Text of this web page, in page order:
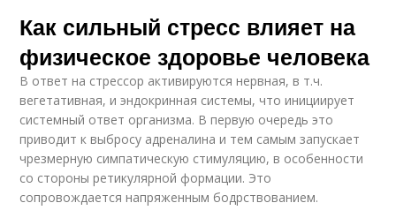
Как сильный стресс влияет на
физическое здоровье человека
В ответ на стрессор активируются нервная, в т.ч.
вегетативная, и эндокринная системы, что инициирует
системный ответ организма. В первую очередь это
приводит к выбросу адреналина и тем самым запускает
чрезмерную симпатическую стимуляцию, в особенности
со стороны ретикулярной формации. Это
сопровождается напряженным бодрствованием.